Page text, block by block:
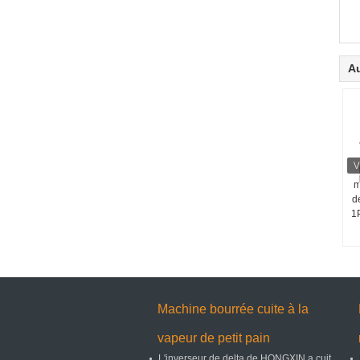
Machine bourrée cuite à la
vapeur de petit pain